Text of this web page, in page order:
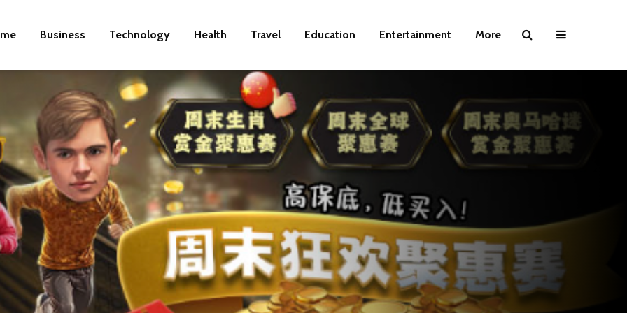
Business Technology Health Travel Education Entertainment More